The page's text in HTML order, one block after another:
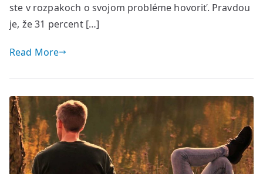
ste v rozpakoch o svojom probléme hovoriť. Pravdou
je, že 31 percent […]
Read More